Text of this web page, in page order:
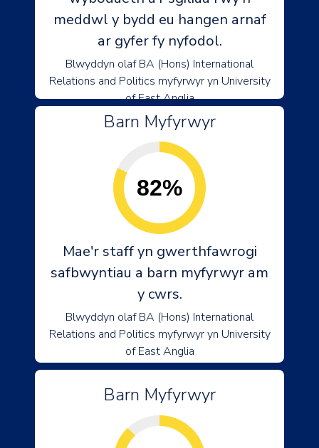
meddwl y bydd eu hangen arnaf
ar gyfer fy nyfodol.
Blwyddyn olaf BA (Hons) International
Relations and Politics myfyrwyr yn University
of East Anglia
Barn Myfyrwyr
82%
Mae'r staff yn gwerthfawrogi
safbwyntiau a barn myfyrwyr am
y cwrs.
Blwyddyn olaf BA (Hons) International
Relations and Politics myfyrwyr yn University
of East Anglia
Barn Myfyrwyr